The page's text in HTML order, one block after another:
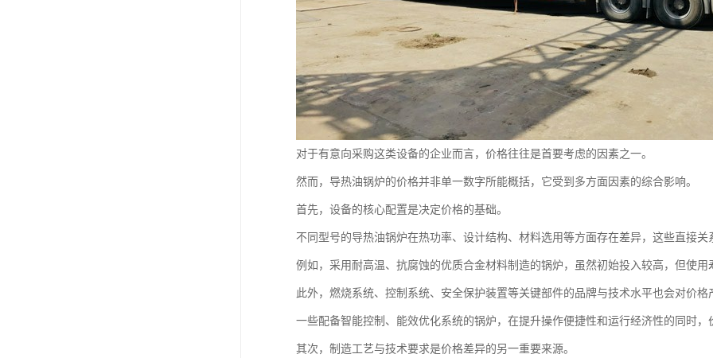
对于有意向采购这类设备的企业而言，价格往往是首要考虑的因素之一。
然而，导热油锅炉的价格并非单一数字所能概括，它受到多方面因素的综合影响。
首先，设备的核心配置是决定价格的基础。
不同型号的导热油锅炉在热功率、设计结构、材料选用等方面存在差异，这些直接关
例如，采用耐高温、抗腐蚀的优质合金材料制造的锅炉，虽然初始投入较高，但使用
此外，燃烧系统、控制系统、安全保护装置等关键部件的品牌与技术水平也会对价格
一些配备智能控制、能效优化系统的锅炉，在提升操作便捷性和运行经济性的同时，
其次，制造工艺与技术要求是价格差异的另一重要来源。